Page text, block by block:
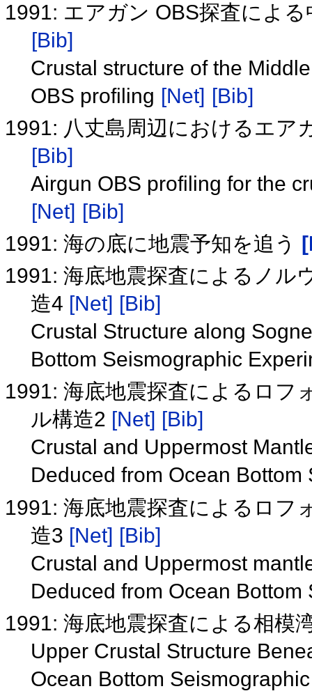
1991: エアガン OBS探査によ
[Bib]
Crustal structure of the
OBS profiling [Net] [Bib]
1991: 八丈島周辺におけるエア
[Bib]
Airgun OBS profiling for the
[Net] [Bib]
1991: 海の底に地震予知を追う
1991: 海底地震探査によるノル
造4 [Net] [Bib]
Crustal Structure along
Bottom Seismographic
1991: 海底地震探査によるロフ
ル構造2 [Net] [Bib]
Crustal and Uppermost
Deduced from Ocean
1991: 海底地震探査によるロフ
造3 [Net] [Bib]
Crustal and Uppermost
Deduced from Ocean
1991: 海底地震探査による相模
Upper Crustal Structure
Ocean Bottom